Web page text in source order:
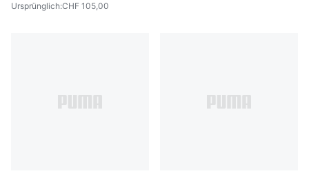
Ursprünglich:CHF 105,00